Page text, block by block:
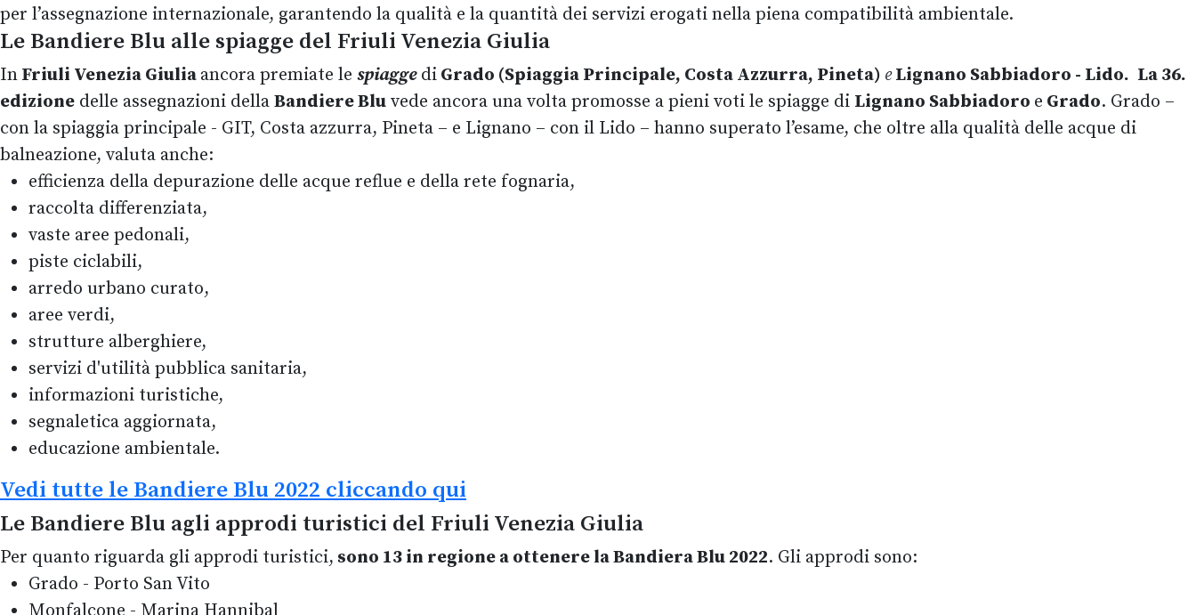
per l’assegnazione internazionale, garantendo la qualità e la quantità dei servizi erogati nella piena compatibilità ambientale.
Le Bandiere Blu alle spiagge del Friuli Venezia Giulia
In Friuli Venezia Giuliaancora premiate le spiaggedi Grado (Spiaggia Principale, Costa Azzurra, Pineta) eLignano Sabbiadoro - Lido. La 36.
edizione delle assegnazioni della Bandiere Blu vede ancora una volta promosse a pieni voti le spiagge di Lignano Sabbiadoro e Grado. Grado –
con la spiaggia principale - GIT, Costa azzurra, Pineta – e Lignano – con il Lido – hanno superato l’esame, che oltre alla qualità delle acque di
balneazione, valuta anche:
efficienza della depurazione delle acque reflue e della rete fognaria,
raccolta differenziata,
vaste aree pedonali,
piste ciclabili,
arredo urbano curato,
aree verdi,
strutture alberghiere,
servizi d'utilità pubblica sanitaria,
informazioni turistiche,
segnaletica aggiornata,
educazione ambientale.
Vedi tutte le Bandiere Blu 2022 cliccando qui
Le Bandiere Blu agli approdi turistici del Friuli Venezia Giulia
Per quanto riguarda gli approdi turistici, sono 13 in regione a ottenere la Bandiera Blu 2022. Gli approdi sono:
Grado - Porto San Vito